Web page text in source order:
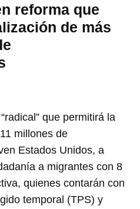
reforma que
de más
que permitirá la
millones de
Estados Unidos, a
a migrantes con 8
quienes contarán con
temporal (TPS) y